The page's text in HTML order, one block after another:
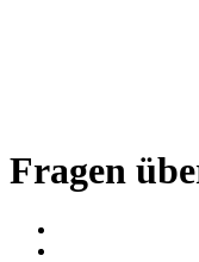
Fragen